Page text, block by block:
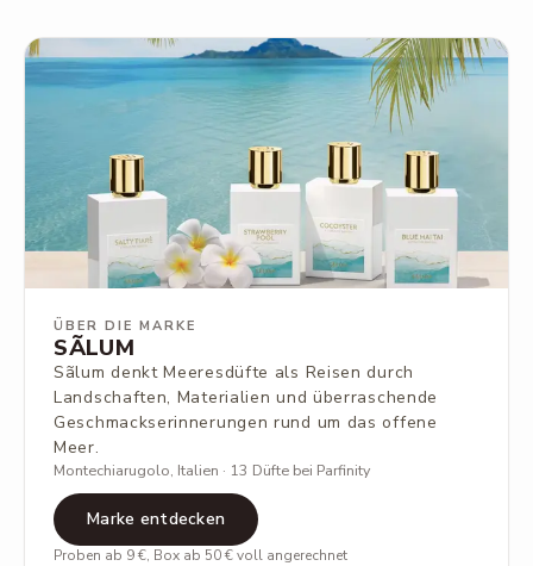
ÜBER DIE MARKE
SÃLUM
Sãlum denkt Meeresdüfte als Reisen durch
Landschaften, Materialien und überraschende
Geschmackserinnerungen rund um das offene
Meer.
Montechiarugolo, Italien · 13 Düfte bei Parfinity
Marke entdecken
Proben ab 9 €, Box ab 50 € voll angerechnet